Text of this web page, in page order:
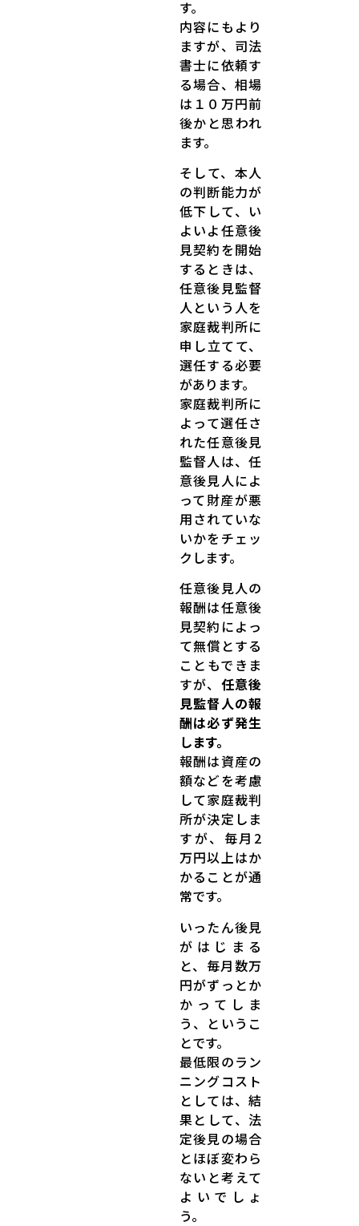
す。
内容にもより
ますが、司法
書士に依頼す
る場合、相場
は１０万円前
後かと思われ
ます。
そして、本人
の判断能力が
低下して、い
よいよ任意後
見契約を開始
するときは、
任意後見監督
人という人を
家庭裁判所に
申し立てて、
選任する必要
があります。
家庭裁判所に
よって選任さ
れた任意後見
監督人は、任
意後見人によ
って財産が悪
用されていな
いかをチェッ
クします。
任意後見人の
報酬は任意後
見契約によっ
て無償とする
こともできま
すが、 任意後
見監督人の報
酬は必ず発生
します。
報酬は資産の
額などを考慮
して家庭裁判
所が決定しま
すが、毎月2
万円以上はか
かることが通
常です。
いったん後見
がはじまる
と、毎月数万
円がずっとか
かってしま
う、というこ
とです。
最低限のラン
ニングコスト
としては、結
果として、法
定後見の場合
とほぼ変わら
ないと考えて
よいでしょ
う。